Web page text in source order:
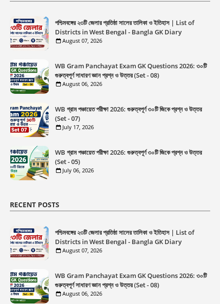
পশ্চিমবঙ্গের ২৩টি জেলার প্রতিষ্ঠা সালের তালিকা ও ইতিহাস | List of
Districts in West Bengal - Bangla GK Diary
August 07, 2026
WB Gram Panchayat Exam GK Questions 2026: ৩০টি
গুরুত্বপূর্ণ সাধারণ জ্ঞান প্রশ্ন ও উত্তর (Set - 08)
August 06, 2026
WB গ্রাম পঞ্চায়েত পরীক্ষা 2026: গুরুত্বপূর্ণ ৩০টি জিকে প্রশ্ন ও উত্তর
(Set - 07)
July 17, 2026
WB গ্রাম পঞ্চায়েত পরীক্ষা 2026: গুরুত্বপূর্ণ ৩০টি জিকে প্রশ্ন ও উত্তর
(Set - 05)
July 06, 2026
RECENT POSTS
পশ্চিমবঙ্গের ২৩টি জেলার প্রতিষ্ঠা সালের তালিকা ও ইতিহাস | List of
Districts in West Bengal - Bangla GK Diary
August 07, 2026
WB Gram Panchayat Exam GK Questions 2026: ৩০টি
গুরুত্বপূর্ণ সাধারণ জ্ঞান প্রশ্ন ও উত্তর (Set - 08)
August 06, 2026